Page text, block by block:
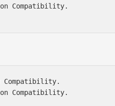
Compatibility.
Compatibility.
Compatibility.